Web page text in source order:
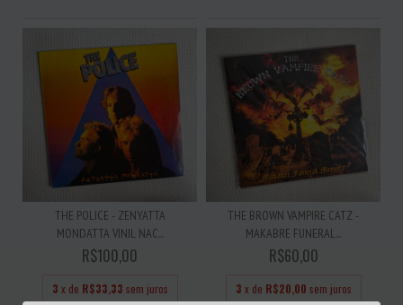
THE POLICE - ZENYATTA
MONDATTA VINIL NAC...
R$100,00
3 x de R$33,33 sem juros
THE BROWN VAMPIRE CATZ -
MAKABRE FUNERAL...
R$60,00
3 x de R$20,00 sem juros